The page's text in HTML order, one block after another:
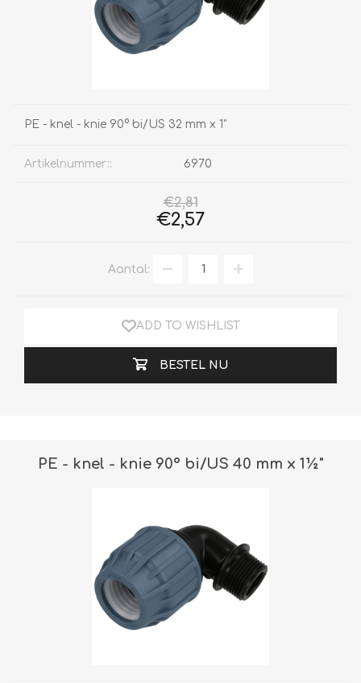
PE - knel - knie 90° bi/US 32 mm x 1"
Artikelnummer:: 6970
€2,81
€2,57
Aantal:
ADD TO WISHLIST
BESTEL NU
PE - knel - knie 90° bi/US 40 mm x 1½"